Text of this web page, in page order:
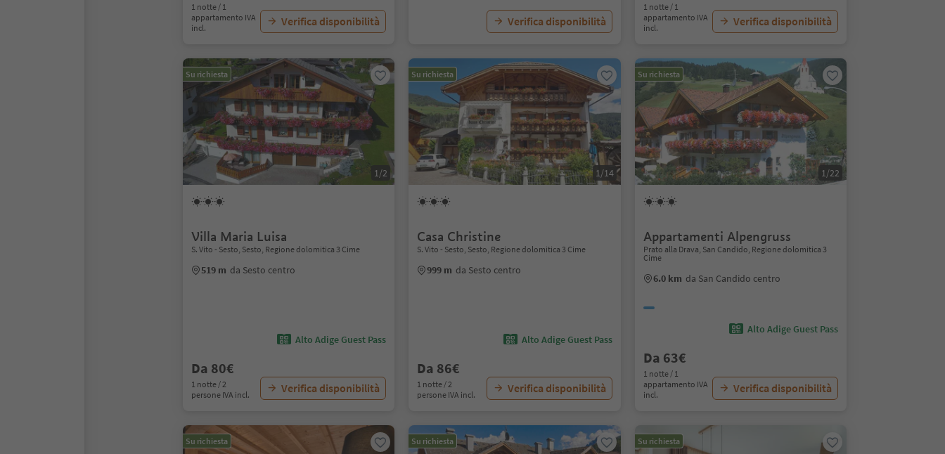
1 notte / 1
appartamento IVA
incl.
Verifica disponibilità Verifica disponibilità
1 notte / 1
appartamento IVA
incl.
Verifica disponibilità
Su richiesta
1/2
Villa Maria Luisa
S. Vito - Sesto, Sesto, Regione dolomitica 3 Cime
519 m da Sesto centro
Alto Adige Guest Pass
Da 80€
1 notte / 2
persone IVA incl.
Verifica disponibilità
Su richiesta
1/14
Casa Christine
S. Vito - Sesto, Sesto, Regione dolomitica 3 Cime
999 m da Sesto centro
Alto Adige Guest Pass
Da 86€
1 notte / 2
persone IVA incl.
Verifica disponibilità
Su richiesta
1/22
Appartamenti Alpengruss
Prato alla Drava, San Candido, Regione dolomitica 3
Cime
6.0 km da San Candido centro
Alto Adige Guest Pass
Da 63€
1 notte / 1
appartamento IVA
incl.
Verifica disponibilità
Su richiesta Su richiesta Su richiesta